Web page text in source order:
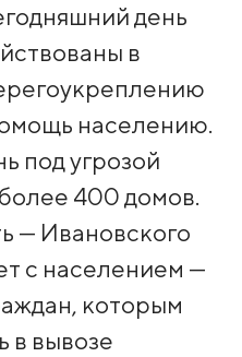
день
в
населению.
под угрозой
400 домов.
— Ивановского
с населением —
которым
в вывозе